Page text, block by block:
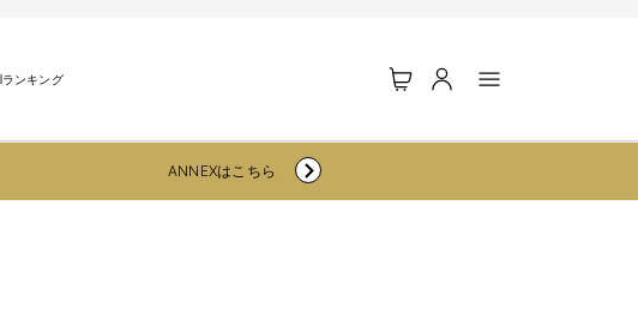
ランキング
ー
グ
イ
ANNEXはこちら